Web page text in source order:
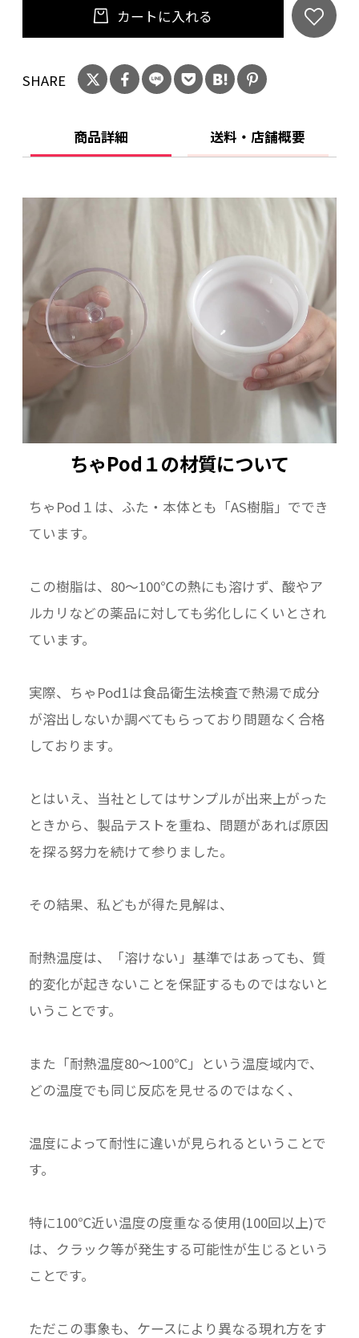
【株式会社AO Labo.】
京都府宇治市木幡陣ノ内９－７７
0774-80-4302
定休日：土日祝日、平日不定休
せていただきます。
年末年始やお盆など長期休暇の場合はその限り
ではありません。ご了承くださいませ。
カートに入れる
SHARE
商品詳細 送料・店舗概要
ちゃPod１の材質について
ちゃPod１は、ふた・本体とも「AS樹脂」ででき
ています。
この樹脂は、80～100℃の熱にも溶けず、酸やア
ルカリなどの薬品に対しても劣化しにくいとされ
ています。
実際、ちゃPod1は食品衛生法検査で熱湯で成分
が溶出しないか調べてもらっており問題なく合格
しております。
とはいえ、当社としてはサンプルが出来上がった
ときから、製品テストを重ね、問題があれば原因
を探る努力を続けて参りました。
その結果、私どもが得た見解は、
耐熱温度は、「溶けない」基準ではあっても、質
的変化が起きないことを保証するものではないと
いうことです。
また「耐熱温度80～100℃」という温度域内で、
どの温度でも同じ反応を見せるのではなく、
温度によって耐性に違いが見られるということで
す。
特に100℃近い温度の度重なる使用(100回以上)で
は、クラック等が発生する可能性が生じるという
ことです。
ただこの事象も、ケースにより異なる現れ方をす